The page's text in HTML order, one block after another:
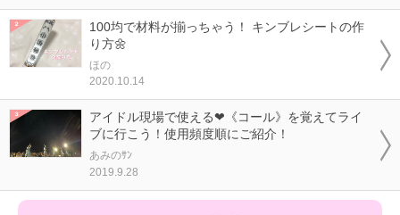
100均で材料が揃っちゃう！ キンブレシートの作
り方🌼
ほの
2020.10.14
アイドル現場で使える❤《コール》を覚えてライ
ブに行こう！使用頻度順にご紹介！
あみのｻﾝ
2019.9.28